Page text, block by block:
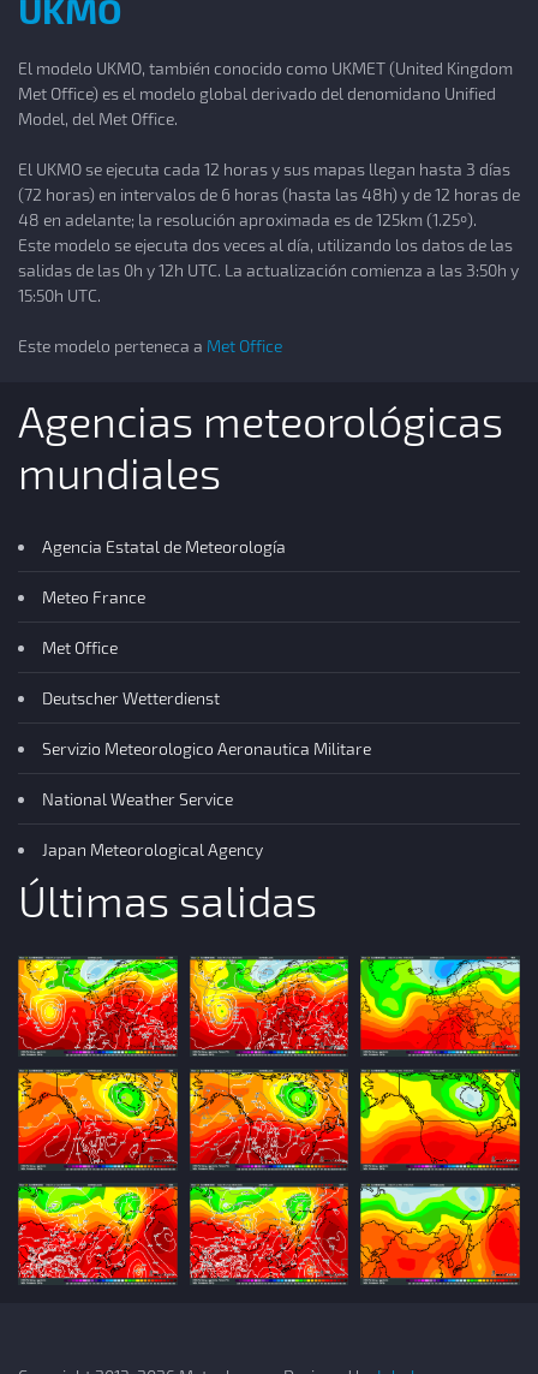
El modelo UKMO, también conocido como UKMET (United Kingdom
Met Office) es el modelo global derivado del denomidano Unified
Model, del Met Office.
El UKMO se ejecuta cada 12 horas y sus mapas llegan hasta 3 días
(72 horas) en intervalos de 6 horas (hasta las 48h) y de 12 horas de
48 en adelante; la resolución aproximada es de 125km (1.25º).
Este modelo se ejecuta dos veces al día, utilizando los datos de las
salidas de las 0h y 12h UTC. La actualización comienza a las 3:50h y
15:50h UTC.
Este modelo perteneca a Met Office
Agencias meteorológicas
mundiales
Agencia Estatal de Meteorología
Meteo France
Met Office
Deutscher Wetterdienst
Servizio Meteorologico Aeronautica Militare
National Weather Service
Japan Meteorological Agency
Últimas salidas